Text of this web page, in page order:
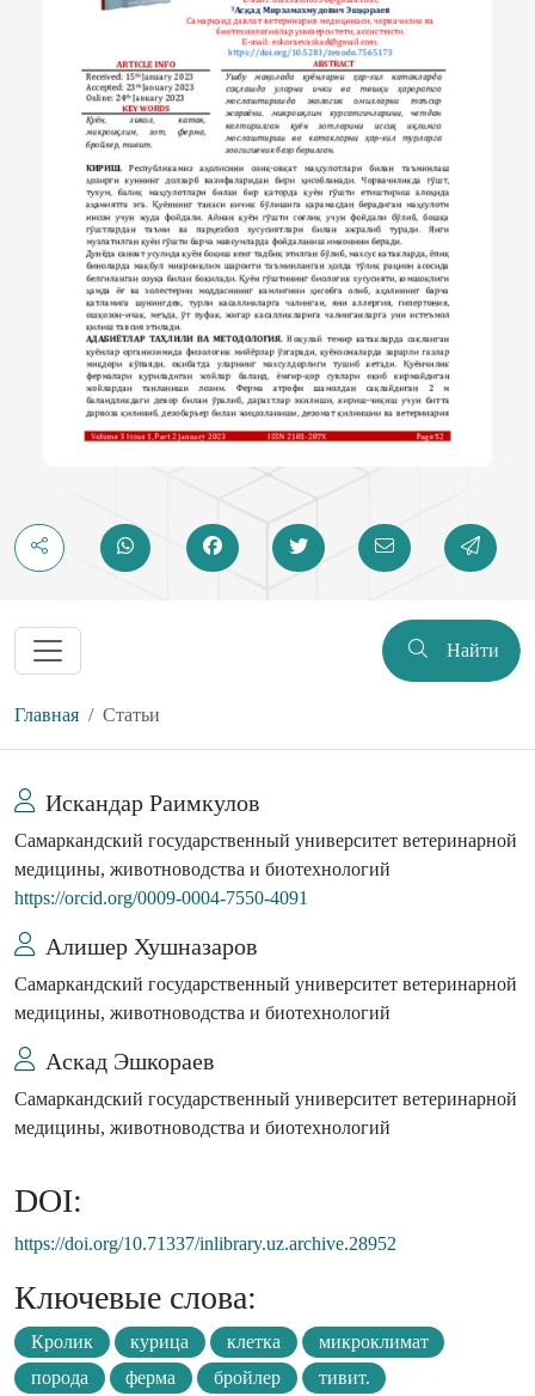
Найти
Главная Статьи
Искандар Раимкулов
Самаркандский государственный университет ветеринарной
медицины, животноводства и биотехнологий
https://orcid.org/0009-0004-7550-4091
Алишер Хушназаров
Самаркандский государственный университет ветеринарной
медицины, животноводства и биотехнологий
Аскад Эшкораев
Самаркандский государственный университет ветеринарной
медицины, животноводства и биотехнологий
DOI:
https://doi.org/10.71337/inlibrary.uz.archive.28952
Ключевые слова:
Кролик курица клетка
микроклимат
порода
ферма бройлер тивит.